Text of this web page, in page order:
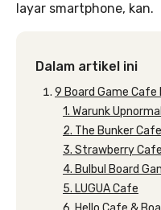
layar smartphone, kan.
Dalam artikel ini
9 Board Game
1. Warunk Upnormal
2. The Bunker Cafe
3. Strawberry Cafe
4. Bulbul Board
5. LUGUA Cafe